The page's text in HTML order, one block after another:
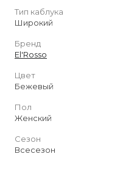
Тип каблука
Широкий
Бренд
El'Rosso
Цвет
Бежевый
Пол
Женский
Сезон
Всесезон